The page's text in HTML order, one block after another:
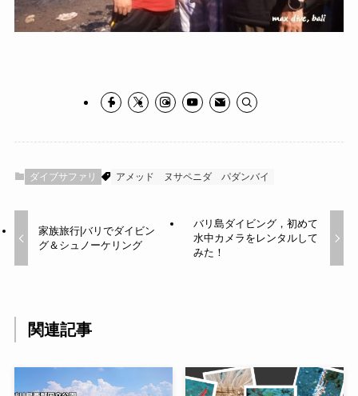
ダイブサファリ アメッド ヌサペニダ パダンバイ
家族旅行|バリでダイビン
グ＆シュノーケリング
バリ島ダイビング，初めて
水中カメラをレンタルして
みた！
関連記事